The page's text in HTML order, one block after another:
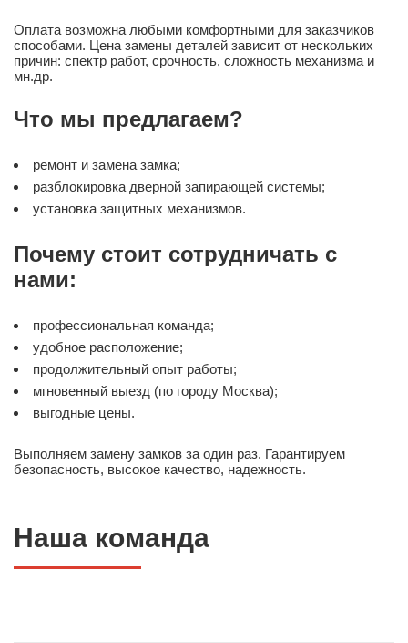
Оплата возможна любыми комфортными для заказчиков
способами. Цена замены деталей зависит от нескольких
причин: спектр работ, срочность, сложность механизма и
мн.др.
Что мы предлагаем?
ремонт и замена замка;
разблокировка дверной запирающей системы;
установка защитных механизмов.
Почему стоит сотрудничать с
нами:
профессиональная команда;
удобное расположение;
продолжительный опыт работы;
мгновенный выезд (по городу Москва);
выгодные цены.
Выполняем замену замков за один раз. Гарантируем
безопасность, высокое качество, надежность.
Наша команда